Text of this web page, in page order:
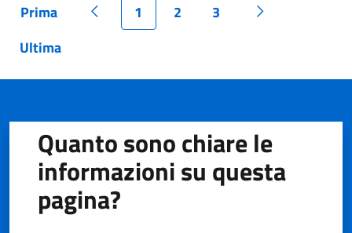
Pagina
Prima Pagina precedente
Pagina
1 Pagina
2 Pagina
3
Pagina
Pagina
Ultima
Quanto sono chiare le
informazioni su questa
pagina?